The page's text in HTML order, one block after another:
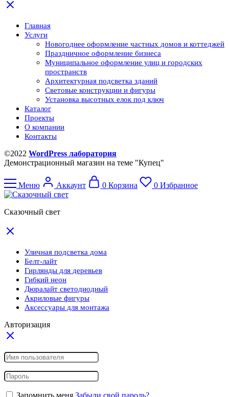
Главная
Услуги
Новогоднее оформление частных домов и коттеджей
Праздничное оформление бизнеса
Муниципальное оформление улиц и городских
пространств
Архитектурная подсветка зданий
Световые конструкции и фигуры
Установка высотных елок под ключ
Каталог
Проекты
О компании
Контакты
©2022 WordPress лаборатория
Демонстрационный магазин на теме "Купец"
Меню Аккаунт 0 Корзина 0 Избранное
Сказочный свет
Уличная подсветка дома
Белт-лайт
Гирлянды для деревьев
Гибкий неон
Дюралайт светодиодный
Акриловые фигуры
Аксессуары для монтажа
Авторизация
Запомнить меня Забыли свой пароль?